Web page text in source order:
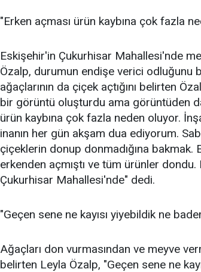
"Erken açması ürün kaybına çok fazla
Eskişehir'in Çukurhisar Mahallesi'nde
Özalp, durumun endişe verici odluğunu
ağaçlarının da çiçek açtığını belirten
bir görüntü oluşturdu ama görüntüden
ürün kaybına çok fazla neden oluyor.
inanın her gün akşam dua ediyorum.
çiçeklerin donup donmadığına bakmak.
erkenden açmıştı ve tüm ürünler
Çukurhisar Mahallesi'nde" dedi.
"Geçen sene ne kayısı yiyebildik ne
Ağaçları don vurmasından ve meyve
belirten Leyla Özalp, "Geçen sene ne